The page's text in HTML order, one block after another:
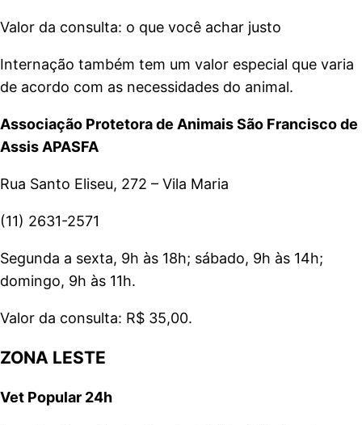
Valor da consulta: o que você achar justo
Internação também tem um valor especial que varia
de acordo com as necessidades do animal.
Associação Protetora de Animais São Francisco de
Assis APASFA
Rua Santo Eliseu, 272 – Vila Maria
(11) 2631-2571
Segunda a sexta, 9h às 18h; sábado, 9h às 14h;
domingo, 9h às 11h.
Valor da consulta: R$ 35,00.
ZONA LESTE
Vet Popular 24h